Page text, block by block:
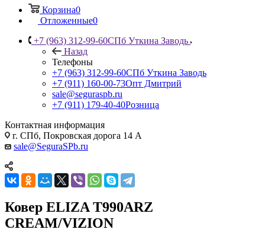
Корзина0
Отложенные0
+7 (963) 312-99-60СПб Уткина Заводь
Назад
Телефоны
+7 (963) 312-99-60СПб Уткина Заводь
+7 (911) 160-00-73Опт Дмитрий
sale@seguraspb.ru
+7 (911) 179-40-40Розница
Контактная информация
г. СПб, Покровская дорога 14 А
sale@SeguraSPb.ru
Ковер ELIZA T990ARZ
CREAM/VIZION